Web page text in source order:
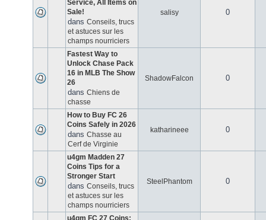
Service, All Items on
Sale!
dans Conseils, trucs
et astuces sur les
champs nourriciers
salisy 0
Fastest Way to
Unlock Chase Pack
16 in MLB The Show
26
dans Chiens de
chasse
ShadowFalcon 0
How to Buy FC 26
Coins Safely in 2026
dans Chasse au
Cerf de Virginie
katharineee 0
u4gm Madden 27
Coins Tips for a
Stronger Start
dans Conseils, trucs
et astuces sur les
champs nourriciers
SteelPhantom 0
u4gm FC 27 Coins: